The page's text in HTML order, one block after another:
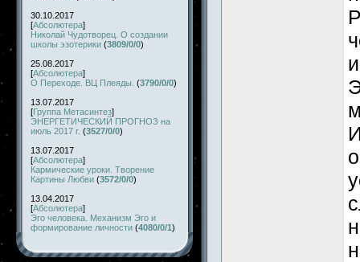
30.10.2017
[Абсолютера]
Николай Чудотворец. О создании
школы эзотерики (3809/0/0)
25.08.2017
[Абсолютера]
О Переходе. ВЦ Плеяды. (3790/0/0)
13.07.2017
[Группа Метасинтез]
ЭНЕРГЕТИЧЕСКИЙ ПРОГНОЗ на
июль 2017 г. (3527/0/0)
13.07.2017
[Абсолютера]
Кармические уроки. Творение
Картины Любви (3572/0/0)
13.04.2017
[Абсолютера]
Эго человека. Механизм Эго и
формирование личности (4080/0/1)